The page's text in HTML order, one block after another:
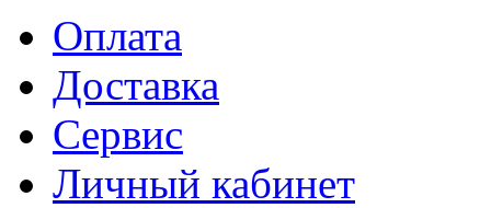
Оплата
Доставка
Сервис
Личный кабинет